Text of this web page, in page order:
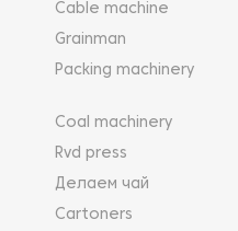
Cable machine
Grainman
Packing machinery
Coal machinery
Rvd press
Делаем чай
Cartoners